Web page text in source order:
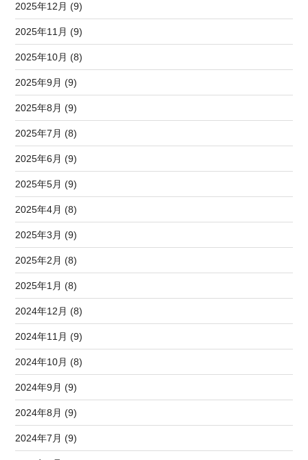
2025年12月 (9)
2025年11月 (9)
2025年10月 (8)
2025年9月 (9)
2025年8月 (9)
2025年7月 (8)
2025年6月 (9)
2025年5月 (9)
2025年4月 (8)
2025年3月 (9)
2025年2月 (8)
2025年1月 (8)
2024年12月 (8)
2024年11月 (9)
2024年10月 (8)
2024年9月 (9)
2024年8月 (9)
2024年7月 (9)